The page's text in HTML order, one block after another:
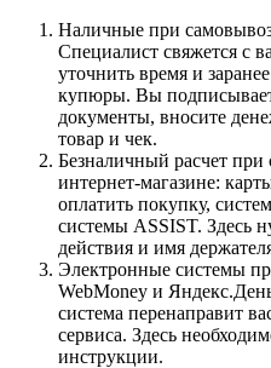
Наличные при
Специалист свяжется с
уточнить время и
купюры. Вы
документы, вносите
товар и чек.
Безналичный расчет
интернет-магазине:
оплатить покупку,
системы ASSIST. Здесь
действия и имя
Электронные системы
WebMoney и
система перенаправит
сервиса. Здесь
инструкции.